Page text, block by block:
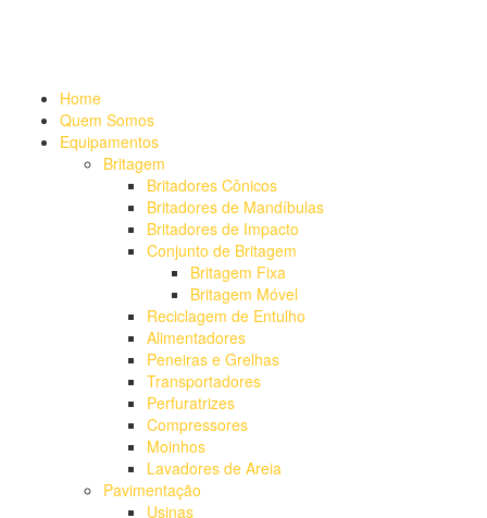
Home
Quem Somos
Equipamentos
Britagem
Britadores Cônicos
Britadores de Mandíbulas
Britadores de Impacto
Conjunto de Britagem
Britagem Fixa
Britagem Móvel
Reciclagem de Entulho
Alimentadores
Peneiras e Grelhas
Transportadores
Perfuratrizes
Compressores
Moinhos
Lavadores de Areia
Pavimentação
Usinas